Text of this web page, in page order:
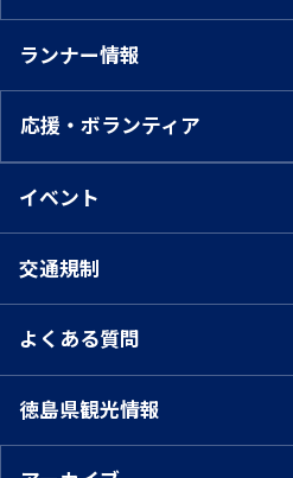
ランナー情報
応援・ボランティア
イベント
交通規制
よくある質問
徳島県観光情報